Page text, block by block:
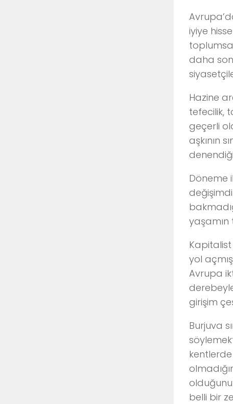
iyiye
daha
Hazine
tefecilik,
geçerli
aşkının
Döneme
yaşamın
yol
Avrupa
girişim
Burjuva
kentlerde
belli bir